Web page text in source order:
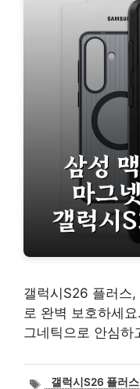
갤럭시S26 플러스
로 완벽 보호하세
그네틱으로 안심하
태갤럭시S26 플러스